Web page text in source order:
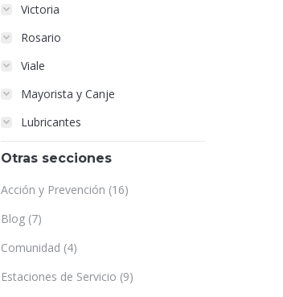
Victoria
Rosario
Viale
Mayorista y Canje
Lubricantes
Otras secciones
Acción y Prevención (16)
Blog (7)
Comunidad (4)
Estaciones de Servicio (9)